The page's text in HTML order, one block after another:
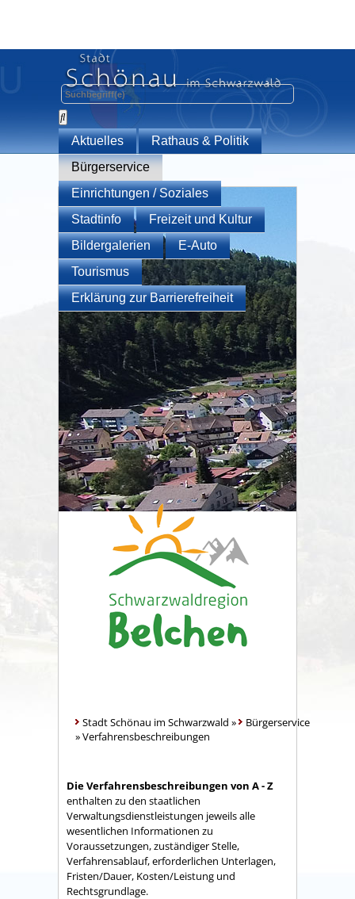
Aktuelles
Rathaus & Politik
Bürgerservice
Einrichtungen / Soziales
Stadtinfo
Freizeit und Kultur
Bildergalerien
E-Auto
Tourismus
Erklärung zur Barrierefreiheit
Stadt Schönau im Schwarzwald »
Bürgerservice
»Verfahrensbeschreibungen
Die Verfahrensbeschreibungen von A - Z
enthalten zu den staatlichen
Verwaltungsdienstleistungen jeweils alle
wesentlichen Informationen zu
Voraussetzungen, zuständiger Stelle,
Verfahrensablauf, erforderlichen Unterlagen,
Fristen/Dauer, Kosten/Leistung und
Rechtsgrundlage.